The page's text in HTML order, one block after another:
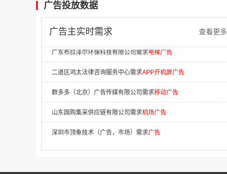
广告投放数据
广告主实时需求 查看更多
湖南拓合传媒有限公司需求商超广告
广东布拉泽尔环保科技有限公司需求